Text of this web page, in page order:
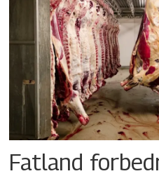
Fatland